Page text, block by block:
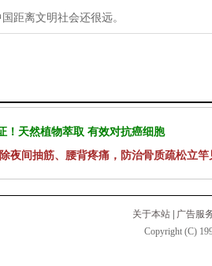
距离文明社会还很远。
！天然植物萃取 有效对抗癌细胞
夜间抽筋、腰背疼痛，防治骨质疏松立竿
关于本站
广告服
Copyright (C)